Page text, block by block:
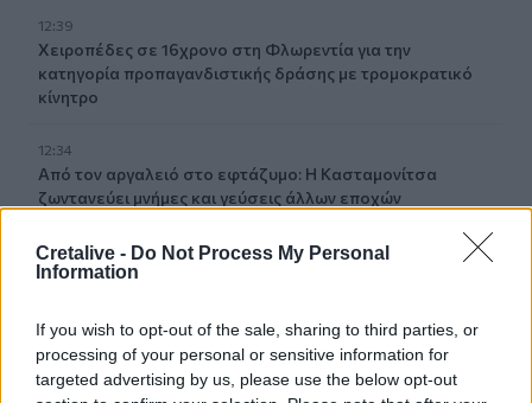
Cretalive - Do Not Process My Personal
Information
If you wish to opt-out of the sale, sharing to third parties, or
processing of your personal or sensitive information for
targeted advertising by us, please use the below opt-out
12:39
Xειροπέδες σε 16χρονο στη Φλωρεντία για την
κατηγορία προπαγανδιστικής δράσης με τρομοκρατικό
κίνητρο
12:34
Από τον αργαλειό στο εφτάζυμο: Η Κασταμονίτσα
ζωντανεύει μνήμες και γεύσεις άλλων εποχών
12:32
Συνελήφθη στη Γερμανία 31χρονος καταζητούμενος για
12:25
Λακωνία: Θανατηφόρο τροχαίο στον Κλαδά